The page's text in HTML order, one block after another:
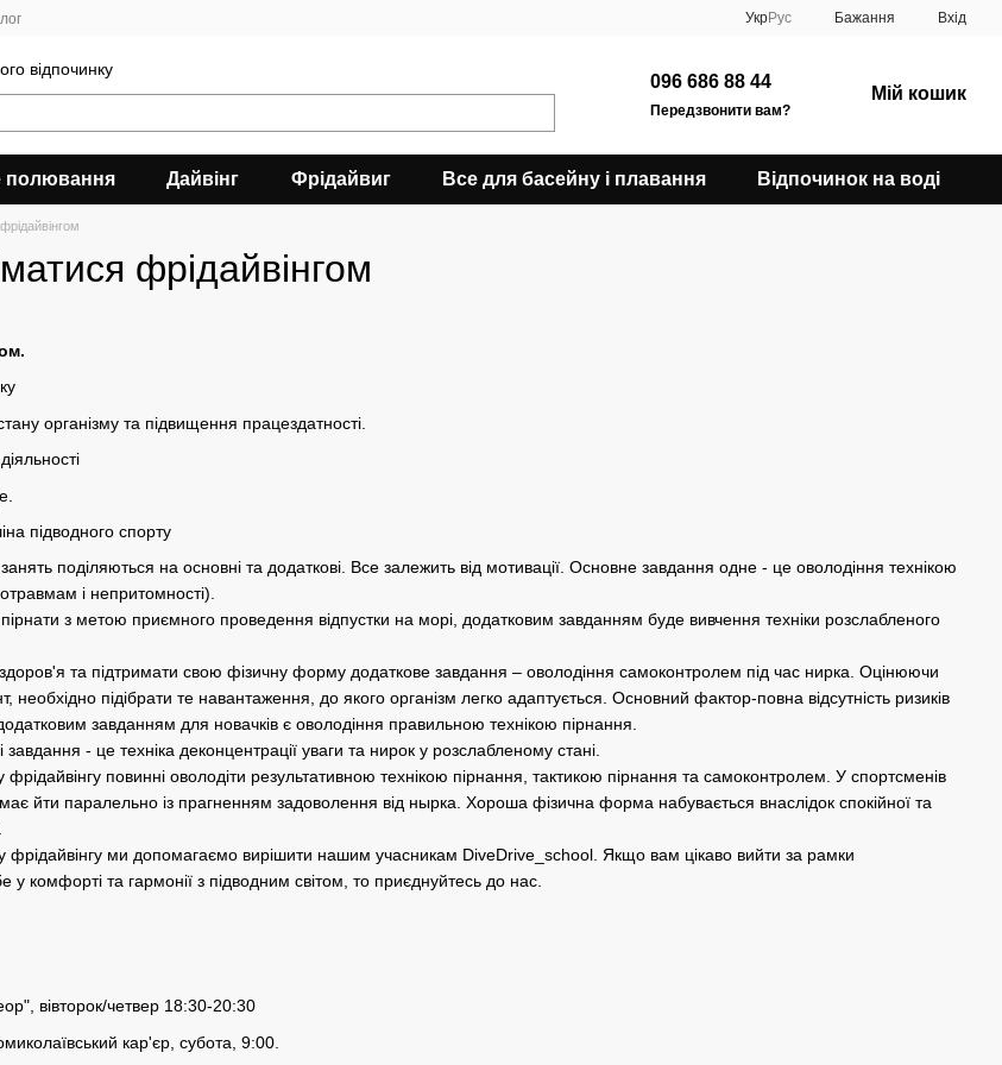
УкрРус Бажання Вхід
відпочинку
096 686 88 44
Передзвонити вам?
Мій кошик
полювання Дайвінг Фрідайвиг Все для басейну і плавання Відпочинок на воді
фрідайвінгом
організму та підвищення працездатності.
підводного спорту
поділяються на основні та додаткові. Все залежить від мотивації. Основне завдання одне - це оволодіння технікою
і непритомності).
пірнати з метою приємного проведення відпустки на морі, додатковим завданням буде вивчення техніки розслабленого
та підтримати свою фізичну форму додаткове завдання – оволодіння самоконтролем під час нирка. Оцінюючи
підібрати те навантаження, до якого організм легко адаптується. Основний фактор-повна відсутність ризиків
завданням для новачків є оволодіння правильною технікою пірнання.
- це техніка деконцентрації уваги та нирок у розслабленому стані.
фрідайвінгу повинні оволодіти результативною технікою пірнання, тактикою пірнання та самоконтролем. У спортсменів
йти паралельно із прагненням задоволення від нырка. Хороша фізична форма набувається внаслідок спокійної та
у фрідайвінгу ми допомагаємо вирішити нашим учасникам DiveDrive_school. Якщо вам цікаво вийти за рамки
у комфорті та гармонії з підводним світом, то приєднуйтесь до нас.
вівторок/четвер 18:30-20:30
кар'єр, субота, 9:00.